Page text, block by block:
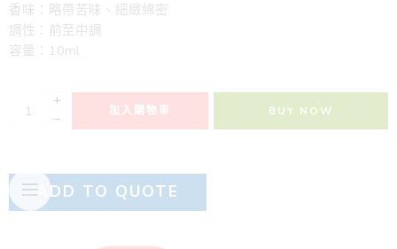
香味：略帶苦味、細緻綿密
調性：前至中調
容量：10ml
+
−
加入購物車 BUY NOW
ADD TO QUOTE